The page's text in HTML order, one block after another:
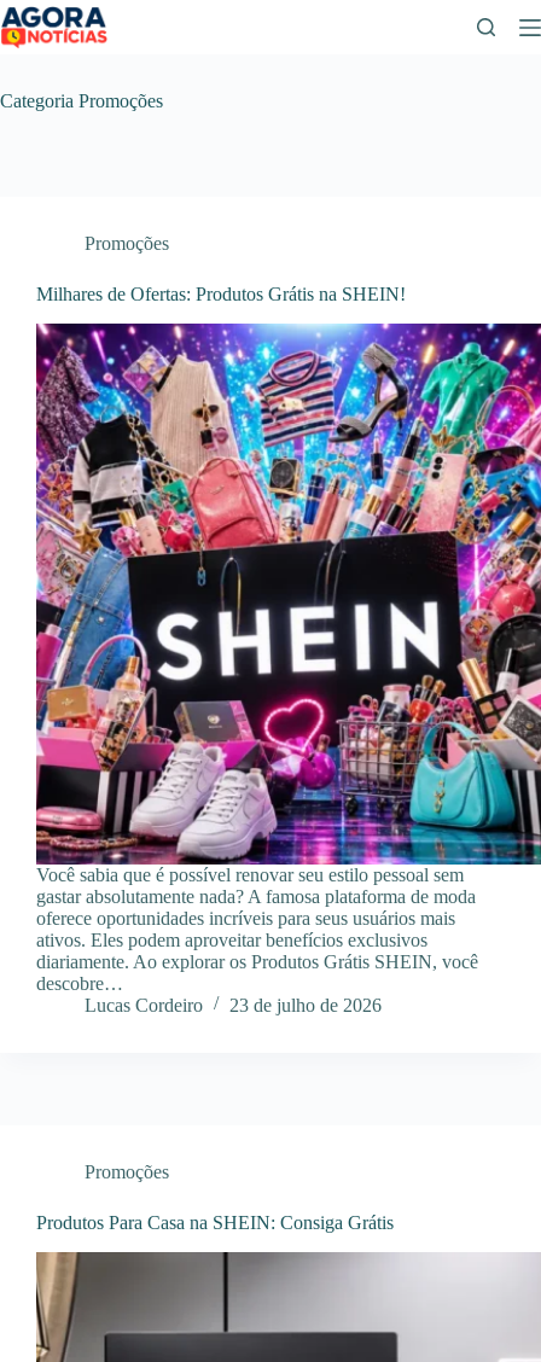
Pular
para
o
Categoria Promoções
Promoções
Milhares de Ofertas: Produtos Grátis na SHEIN!
Você sabia que é possível renovar seu estilo pessoal sem
gastar absolutamente nada? A famosa plataforma de moda
oferece oportunidades incríveis para seus usuários mais
ativos. Eles podem aproveitar benefícios exclusivos
diariamente. Ao explorar os Produtos Grátis SHEIN, você
descobre…
Lucas Cordeiro
23 de julho de 2026
Promoções
Produtos Para Casa na SHEIN: Consiga Grátis